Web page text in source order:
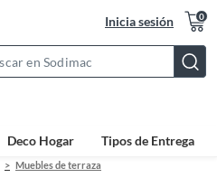
Inicia sesión 0
Bar
Deco Hogar Tipos de Entrega
Muebles de terraza